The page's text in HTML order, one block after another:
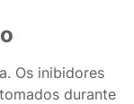
Os inibidores
durante